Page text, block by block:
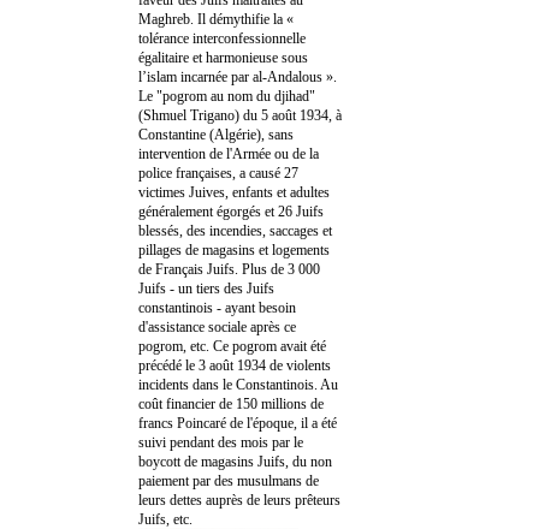
Maghreb. Il démythifie la «
tolérance interconfessionnelle
égalitaire et harmonieuse sous
l’islam incarnée par al-Andalous ».
Le "pogrom au nom du djihad"
(Shmuel Trigano) du 5 août 1934, à
Constantine (Algérie), sans
intervention de l'Armée ou de la
police françaises, a causé 27
victimes Juives, enfants et adultes
généralement égorgés et 26 Juifs
blessés, des incendies, saccages et
pillages de magasins et logements
de Français Juifs. Plus de 3 000
Juifs - un tiers des Juifs
constantinois - ayant besoin
d'assistance sociale après ce
pogrom, etc. Ce pogrom avait été
précédé le 3 août 1934 de violents
incidents dans le Constantinois. Au
coût financier de 150 millions de
francs Poincaré de l'époque, il a été
suivi pendant des mois par le
boycott de magasins Juifs, du non
paiement par des musulmans de
leurs dettes auprès de leurs prêteurs
Juifs, etc.